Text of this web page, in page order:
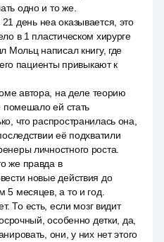
одно и то же.
день неа оказывается, это
в 1 пластическом хирурге
Мольц написал книгу, где
пациенты привыкают к
автора, на деле теорию
помешало ей стать
что распространилась она,
её подхватили
личностного роста.
же правда в
новые действия до
месяцев, а то и год.
То есть, если мозг видит
особенно детки, да,
они, у них нет этого